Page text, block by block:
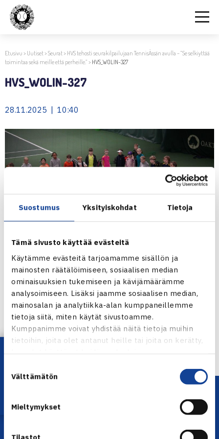
Suostumus Yksityiskohdat Tietoja
Tämä sivusto käyttää evästeitä
Käytämme evästeitä tarjoamamme sisällön ja
mainosten räätälöimiseen, sosiaalisen median
ominaisuuksien tukemiseen ja kävijämäärämme
analysoimiseen. Lisäksi jaamme sosiaalisen median,
mainosalan ja analytiikka-alan kumppaneillemme
tietoja siitä, miten käytät sivustoamme.
Kumppanimme voivat yhdistää näitä tietoja muihin
tietoihin, joita olet antanut heille tai joita on kerätty,
kun olet käyttänyt heidän palvelujaan.
valinta
Välttämätön
Mieltymykset
Etusivu > Uutiset>Seurat> HVS tehosti seurakilpailujaan TennisÄssän avulla – ”Se selkiyttää
toimintaa sekä meille että perheille.” > HVS_WOLIN-327
HVS_WOLIN-327
28.11.2025 | 10:40
Jaa:
← Edellinen
Lataa OmaTennis!